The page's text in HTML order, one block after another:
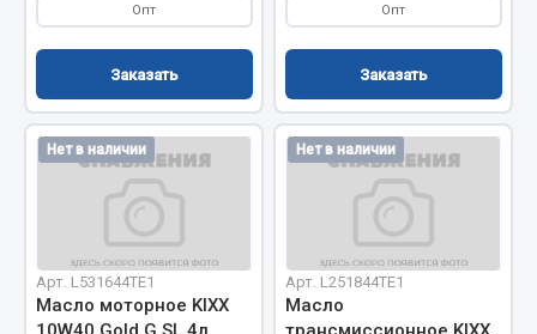
Инструмент
Автомобильный инструмент
Силовое оборудование
Слесарный инструмент
Опт
Заказать
Опт
Заказать
Нет в наличии
Арт. L531644ТE1
Масло моторное KIXX
Нет в наличии
Арт. L251844TE1
Масло